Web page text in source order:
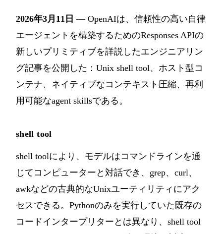
2026年3月11日 — OpenAIは、信頼性の高い自律
エージェントを構築するためのResponses APIの
新しいプリミティブを詳説したエンジニアリン
グ記事を公開した：Unix shell tool、ホスト型コ
ンテナ、ネイティブなコンテキスト圧縮、再利
用可能なagent skillsである。
shell tool
shell toolにより、モデルはコマンドラインを通
じてコンピューターと対話でき、grep、curl、
awkなどの古典的なUnixユーティリティにアク
セスできる。Pythonのみを実行していた既存の
コードインタープリターとは異なり、shell tool